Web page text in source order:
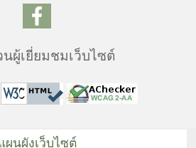
นผู้เยี่ยมชมเว็บไซต์
ผนผังเว็บไซต์